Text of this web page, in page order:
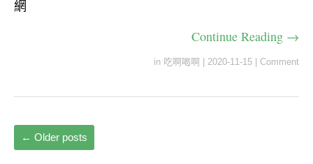
網
Continue Reading →
in 吃啊喝啊 | 2020-11-15 | Comment
← Older posts